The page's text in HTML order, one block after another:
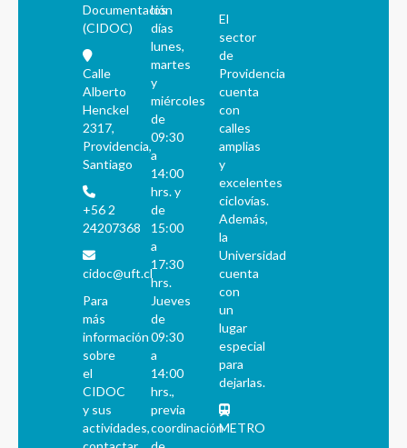
Documentación
(CIDOC)
Calle
Alberto
Henckel
2317,
Providencia,
Santiago
+56 2
24207368
cidoc@uft.cl
Para
más
información
sobre
el
CIDOC
y sus
actividades,
los
días
lunes,
martes
y
miércoles
de
09:30
a
14:00
hrs. y
de
15:00
a
17:30
hrs.
Jueves
de
09:30
a
14:00
hrs.,
previa
coordinación
El
sector
de
Providencia
cuenta
con
calles
amplias
y
excelentes
ciclovías.
Además,
la
Universidad
cuenta
con
un
lugar
especial
para
dejarlas.
METRO